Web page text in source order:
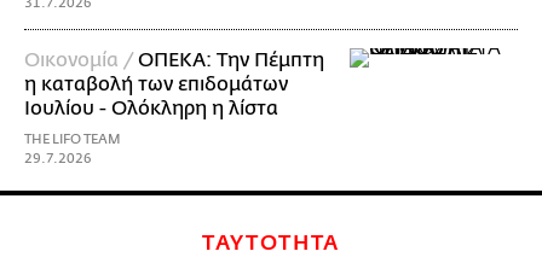
Οικονομία /ΟΠΕΚΑ: Την Πέμπτη
η καταβολή των επιδομάτων
Ιουλίου - Ολόκληρη η λίστα
THE LIFO TEAM
29.7.2026
ΤΑΥΤΟΤΗΤΑ